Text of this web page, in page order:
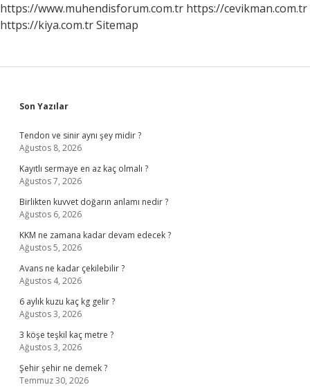
https://www.muhendisforum.com.tr https://cevikman.com.tr
https://kiya.com.trSitemap
Sidebar
Son Yazılar
Tendon ve sinir aynı şey midir ?
Ağustos 8, 2026
Kayıtlı sermaye en az kaç olmalı ?
Ağustos 7, 2026
Birlikten kuvvet doğarın anlamı nedir ?
Ağustos 6, 2026
KKM ne zamana kadar devam edecek ?
Ağustos 5, 2026
Avans ne kadar çekilebilir ?
Ağustos 4, 2026
6 aylık kuzu kaç kg gelir ?
Ağustos 3, 2026
3 köşe teşkil kaç metre ?
Ağustos 3, 2026
Şehir şehir ne demek ?
Temmuz 30, 2026